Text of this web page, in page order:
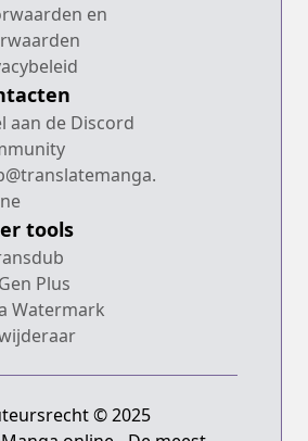
en
aan de Discord
tools
Plus
Watermark
© 2025